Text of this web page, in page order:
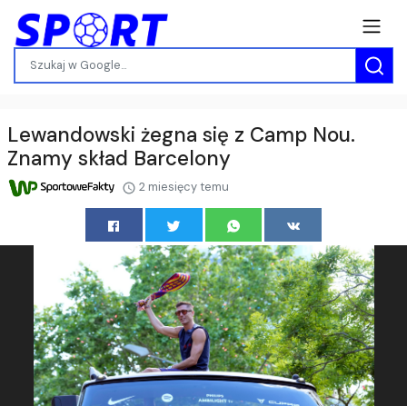
Lewandowski żegna się z Camp Nou.
Znamy skład Barcelony
2 miesięcy temu